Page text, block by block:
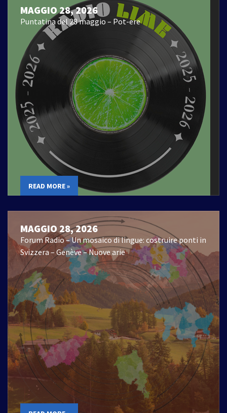
MAGGIO 28, 2026
Puntatina del 28 maggio – Pot-ere
READ MORE »
MAGGIO 28, 2026
Forum Radio – Un mosaico di lingue: costruire ponti in
Svizzera – Genève – Nuove arie